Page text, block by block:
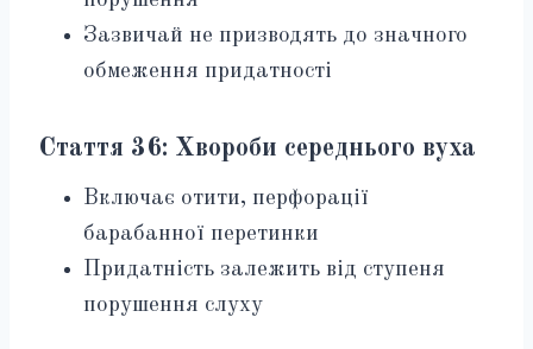
Зазвичай не призводять до значного
обмеження придатності
Стаття 36: Хвороби середнього вуха
Включає отити, перфорації
барабанної перетинки
Придатність залежить від ступеня
порушення слуху